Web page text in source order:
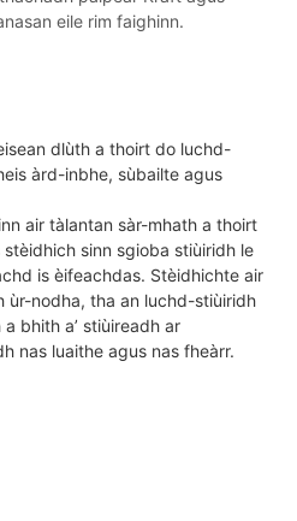
eile rim faighinn.
dlùth a thoirt do luchd-
àrd-inbhe, sùbailte agus
air tàlantan sàr-mhath a thoirt
sinn sgioba stiùiridh le
is èifeachdas. Stèidhichte air
ùr-nodha, tha an luchd-stiùiridh
bhith a’ stiùireadh ar
nas luaithe agus nas fheàrr.